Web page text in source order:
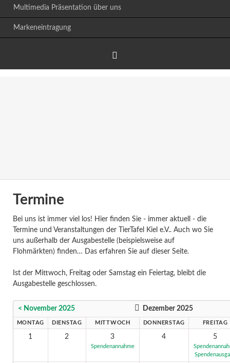
Multimedia Präsentation über uns
Markeneintragung
Termine
Bei uns ist immer viel los! Hier finden Sie - immer aktuell - die
Termine und Veranstaltungen der TierTafel Kiel e.V.. Auch wo Sie
uns außerhalb der Ausgabestelle (beispielsweise auf
Flohmärkten) finden… Das erfahren Sie auf dieser Seite.
Ist der Mittwoch, Freitag oder Samstag ein Feiertag, bleibt die
Ausgabestelle geschlossen.
< November 2025 Dezember 2025
MONTAG DIENSTAG MITTWOCH DONNERSTAG FREITAG
1 2 3
Spendenannahme
4 5